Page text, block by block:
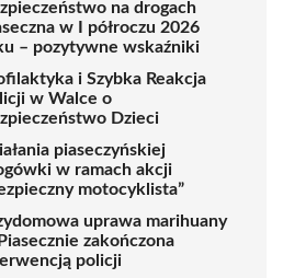
na drogach
w I półroczu 2026
– pozytywne wskaźniki
i Szybka Reakcja
w Walce o
Dzieci
piaseczyńskiej
w ramach akcji
motocyklista”
uprawa marihuany
zakończona
policji